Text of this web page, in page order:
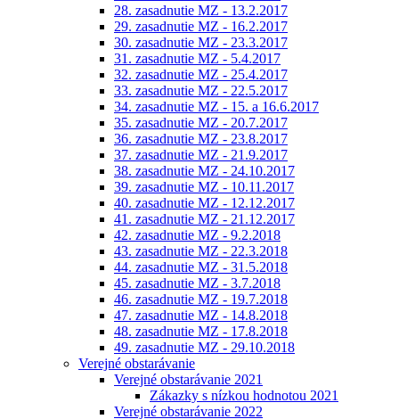
28. zasadnutie MZ - 13.2.2017
29. zasadnutie MZ - 16.2.2017
30. zasadnutie MZ - 23.3.2017
31. zasadnutie MZ - 5.4.2017
32. zasadnutie MZ - 25.4.2017
33. zasadnutie MZ - 22.5.2017
34. zasadnutie MZ - 15. a 16.6.2017
35. zasadnutie MZ - 20.7.2017
36. zasadnutie MZ - 23.8.2017
37. zasadnutie MZ - 21.9.2017
38. zasadnutie MZ - 24.10.2017
39. zasadnutie MZ - 10.11.2017
40. zasadnutie MZ - 12.12.2017
41. zasadnutie MZ - 21.12.2017
42. zasadnutie MZ - 9.2.2018
43. zasadnutie MZ - 22.3.2018
44. zasadnutie MZ - 31.5.2018
45. zasadnutie MZ - 3.7.2018
46. zasadnutie MZ - 19.7.2018
47. zasadnutie MZ - 14.8.2018
48. zasadnutie MZ - 17.8.2018
49. zasadnutie MZ - 29.10.2018
Verejné obstarávanie
Verejné obstarávanie 2021
Zákazky s nízkou hodnotou 2021
Verejné obstarávanie 2022